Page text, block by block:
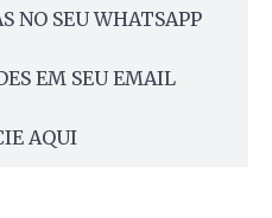
NO SEU WHATSAPP
EM SEU EMAIL
AQUI